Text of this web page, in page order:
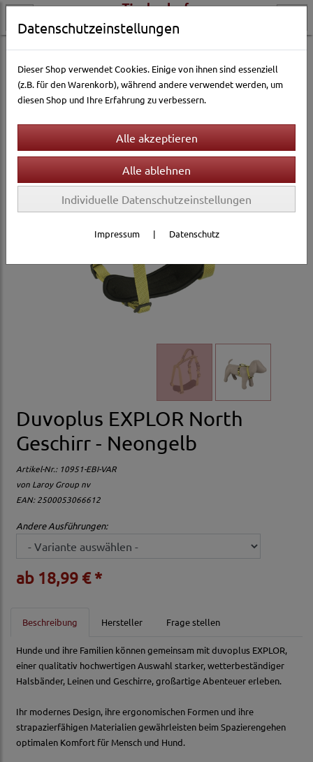
Hundewelt Halsbänder & Leinen Hundegeschirre
Duvoplus EXPLOR North
Geschirr - Neongelb
Artikel-Nr.: 10951-EBI-VAR
von Laroy Group nv
EAN: 2500053066612
Andere Ausführungen:
ab 18,99 € *
Beschreibung Hersteller Frage stellen
Hunde und ihre Familien können gemeinsam mit duvoplus EXPLOR,
einer qualitativ hochwertigen Auswahl starker, wetterbeständiger
Halsbänder, Leinen und Geschirre, großartige Abenteuer erleben.
Ihr modernes Design, ihre ergonomischen Formen und ihre
strapazierfähigen Materialien gewährleisten beim Spazierengehen
optimalen Komfort für Mensch und Hund.
Datenschutzeinstellungen
Dieser Shop verwendet Cookies. Einige von ihnen sind essenziell
(z.B. für den Warenkorb), während andere verwendet werden, um
diesen Shop und Ihre Erfahrung zu verbessern.
Individuelle Datenschutzeinstellungen
Impressum | Datenschutz